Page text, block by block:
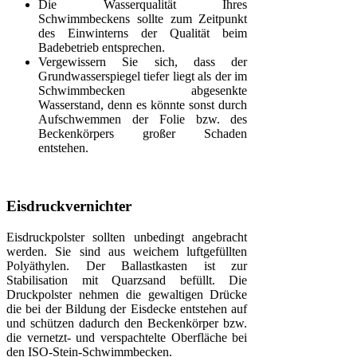
Die Wasserqualität Ihres
Schwimmbeckens sollte zum Zeitpunkt
des Einwinterns der Qualität beim
Badebetrieb entsprechen.
Vergewissern Sie sich, dass der
Grundwasserspiegel tiefer liegt als der im
Schwimmbecken abgesenkte
Wasserstand, denn es könnte sonst durch
Aufschwemmen der Folie bzw. des
Beckenkörpers großer Schaden
entstehen.
Eisdruckvernichter
Eisdruckpolster sollten unbedingt angebracht
werden. Sie sind aus weichem luftgefüllten
Polyäthylen. Der Ballastkasten ist zur
Stabilisation mit Quarzsand befüllt. Die
Druckpolster nehmen die gewaltigen Drücke
die bei der Bildung der Eisdecke entstehen auf
und schützen dadurch den Beckenkörper bzw.
die vernetzt- und verspachtelte Oberfläche bei
den ISO-Stein-Schwimmbecken.